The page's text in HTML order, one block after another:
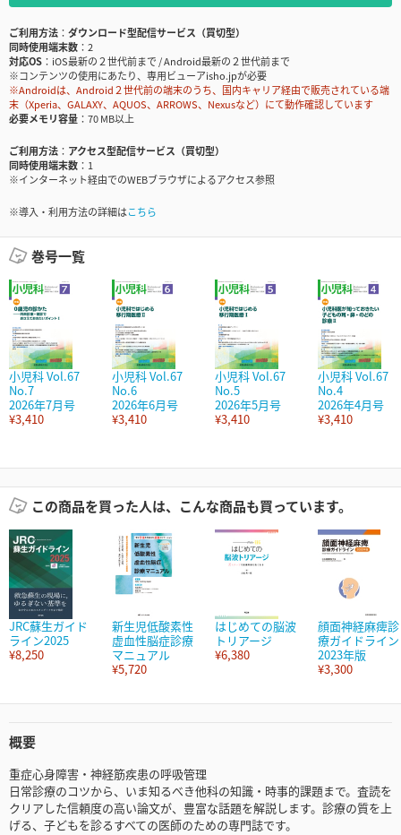
ご利用方法
ダウンロード型配信サービス（買切型）
同時使用端末数
2
対応OS
iOS最新の２世代前まで / Android最新の２世代前まで
※コンテンツの使用にあたり、専用ビューアisho.jpが必要
※Androidは、Android２世代前の端末のうち、国内キャリア経由で販売されている端
末（Xperia、GALAXY、AQUOS、ARROWS、Nexusなど）にて動作確認しています
必要メモリ容量
70 MB以上
ご利用方法
アクセス型配信サービス（買切型）
同時使用端末数
1
※インターネット経由でのWEBブラウザによるアクセス参照
※導入・利用方法の詳細はこちら
巻号一覧
小児科 Vol.67
No.7
2026年7月号
¥3,410
小児科 Vol.67
No.6
2026年6月号
¥3,410
小児科 Vol.67
No.5
2026年5月号
¥3,410
小児科 Vol.67
No.4
2026年4月号
¥3,410
この商品を買った人は、こんな商品も買っています。
JRC蘇生ガイド
ライン2025
¥8,250
新生児低酸素性
虚血性脳症診療
マニュアル
¥5,720
はじめての脳波
トリアージ
¥6,380
顔面神経麻痺診
療ガイドライン
2023年版
¥3,300
概要
重症心身障害・神経筋疾患の呼吸管理
日常診療のコツから、いま知るべき他科の知識・時事的課題まで。査読を
クリアした信頼度の高い論文が、豊富な話題を解説します。診療の質を上
げる、子どもを診るすべての医師のための専門誌です。